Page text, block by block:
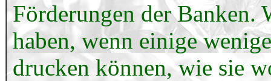
Förderungen der Banken.
haben, wenn einige
drucken können, wie sie